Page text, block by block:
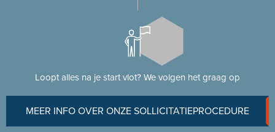
Loopt alles na je start vlot? We volgen het graag op
MEER INFO OVER ONZE SOLLICITATIEPROCEDURE